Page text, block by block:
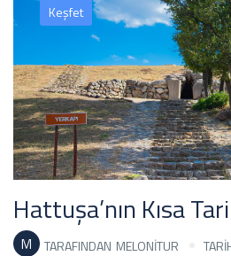
Keşfet
Hattuşa’nın Kısa
M TARAFINDAN MELONITUR